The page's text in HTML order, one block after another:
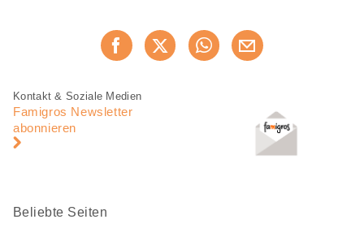
Jetzt weiterempfehlen
Fusszeile
Fusszeile
Navigation
Kontakt & Soziale Medien
Famigros Newsletter
abonnieren
Beliebte Seiten